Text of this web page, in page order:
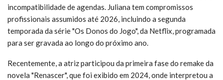
incompatibilidade de agendas. Juliana tem compromissos
profissionais assumidos até 2026, incluindo a segunda
temporada da série "Os Donos do Jogo", da Netflix, programada
para ser gravada ao longo do próximo ano.
Recentemente, a atriz participou da primeira fase do remake da
novela "Renascer", que foi exibido em 2024, onde interpretou a